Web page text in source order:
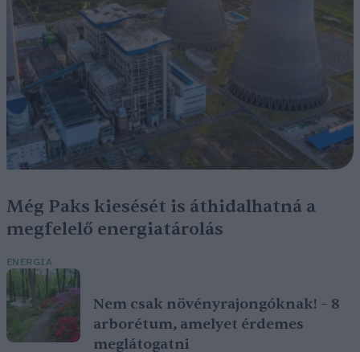
Még Paks kiesését is áthidalhatná a
megfelelő energiatárolás
ENERGIA
Nem csak növényrajongóknak! – 8
arborétum, amelyet érdemes
meglátogatni